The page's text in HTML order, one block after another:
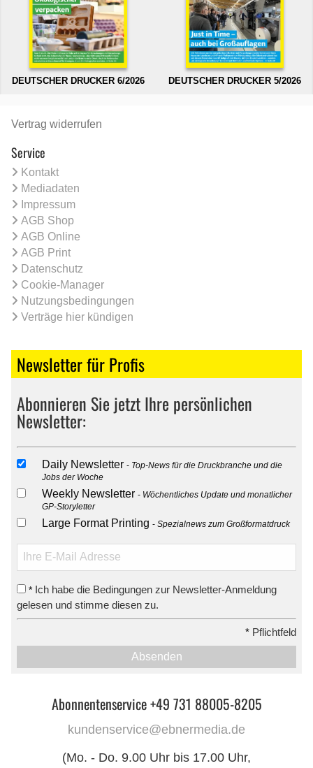
DEUTSCHER DRUCKER 6/2026 DEUTSCHER DRUCKER 5/2026
Vertrag widerrufen
Service
Kontakt
Mediadaten
Impressum
AGB Shop
AGB Online
AGB Print
Datenschutz
Cookie-Manager
Nutzungsbedingungen
Verträge hier kündigen
Newsletter für Profis
Abonnieren Sie jetzt Ihre persönlichen
Newsletter:
Daily Newsletter
Top-News für die Druckbranche und die
Jobs der Woche
Weekly Newsletter
Wöchentliches Update und monatlicher
GP-Storyletter
Large Format Printing Spezialnews zum Großformatdruck
* Ich habe die Bedingungen zur Newsletter-Anmeldung
gelesen und stimme diesen zu.
* Pflichtfeld
Absenden
Abonnentenservice +49 731 88005-8205
kundenservice@ebnermedia.de
(Mo. - Do. 9.00 Uhr bis 17.00 Uhr,